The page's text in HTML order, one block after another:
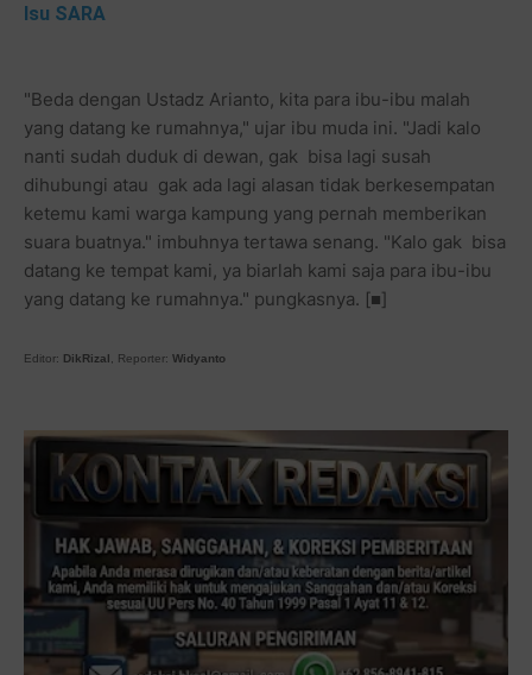
Isu SARA
"Beda dengan Ustadz Arianto, kita para ibu-ibu malah
yang datang ke rumahnya," ujar ibu muda ini. "Jadi kalo
nanti sudah duduk di dewan, gak bisa lagi susah
dihubungi atau gak ada lagi alasan tidak berkesempatan
ketemu kami warga kampung yang pernah memberikan
suara buatnya." imbuhnya tertawa senang. "Kalo gak bisa
datang ke tempat kami, ya biarlah kami saja para ibu-ibu
yang datang ke rumahnya." pungkasnya. [■]
Editor: DikRizal , Reporter: Widyanto